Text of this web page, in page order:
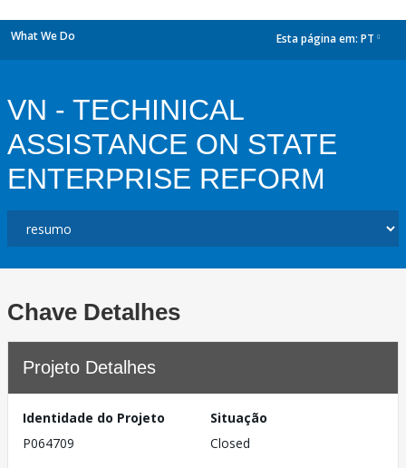
What We Do Esta página em: PT
VN - TECHINICAL
ASSISTANCE ON STATE
ENTERPRISE REFORM
Chave Detalhes
Projeto Detalhes
Identidade do Projeto
P064709
Situação
Closed